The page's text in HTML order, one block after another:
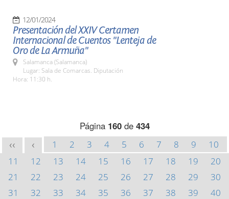
12/01/2024
Presentación del XXIV Certamen
Internacional de Cuentos "Lenteja de
Oro de La Armuña"
Salamanca (Salamanca)
Lugar: Sala de Comarcas. Diputación
Hora: 11:30 h.
Página 160de 434
<< < 1 2 3 4 5 6 7 8 9
10
11
12 13 14 15 16 17 18 19
20
21
22 23 24 25 26 27 28 29
30
31
32 33 34 35 36 37 38 39
40